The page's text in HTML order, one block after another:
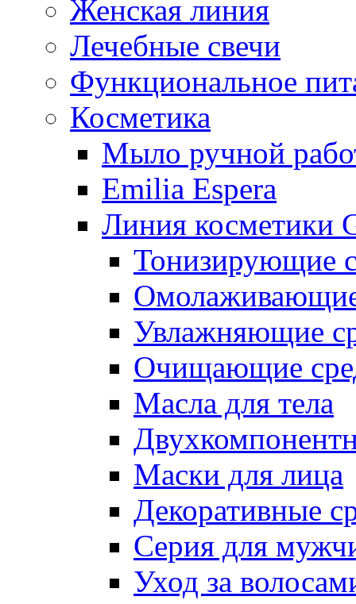
Женская линия
Лечебные свечи
Функциональное
Косметика
Мыло ручной
Emilia Espera
Линия косметики
Тонизирующие
Омолаживающие
Увлажняющие
Очищающие
Масла для тела
Маски для лица
Декоративные
Серия для
Уход за